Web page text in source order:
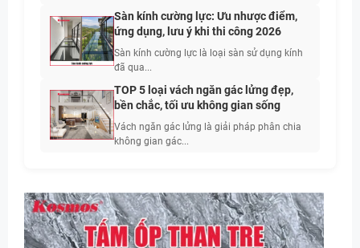
Sàn kính cường lực: Ưu nhược điểm,
ứng dụng, lưu ý khi thi công 2026
Sàn kính cường lực là loại sàn sử dụng kính
đã qua...
TOP 5 loại vách ngăn gác lửng đẹp,
bền chắc, tối ưu không gian sống
Vách ngăn gác lửng là giải pháp phân chia
không gian gác...